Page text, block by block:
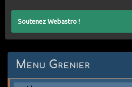
Soutenez Webastro !
Menu Grenier